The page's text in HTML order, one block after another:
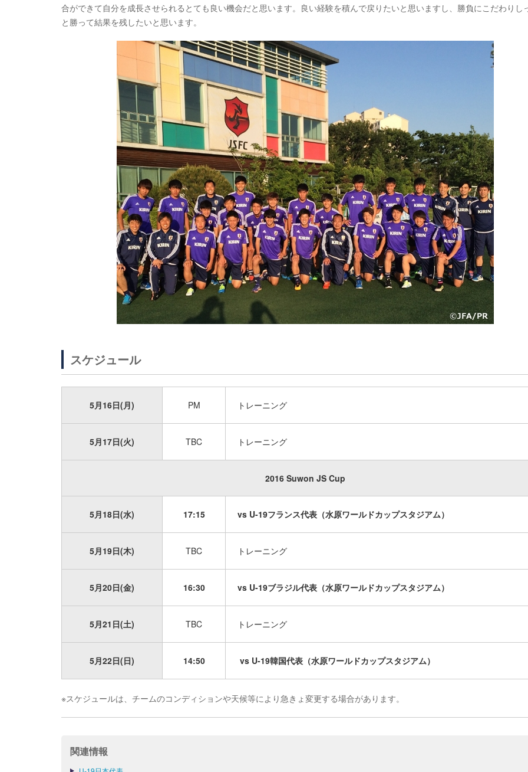
合ができて自分を成長させられるとても良い機会だと思います。良い経験を積んで戻りたいと思いますし、勝負にこだわりし
と勝って結果を残したいと思います。
スケジュール
5月16日(月) PM トレーニング
5月17日(火) TBC トレーニング
2016 Suwon JS Cup
5月18日(水) 17:15 vs U-19フランス代表（水原ワールドカップスタジアム）
5月19日(木) TBC トレーニング
5月20日(金) 16:30 vs U-19ブラジル代表（水原ワールドカップスタジアム）
5月21日(土) TBC トレーニング
5月22日(日) 14:50 vs U-19韓国代表（水原ワールドカップスタジアム）
※スケジュールは、チームのコンディションや天候等により急きょ変更する場合があります。
関連情報